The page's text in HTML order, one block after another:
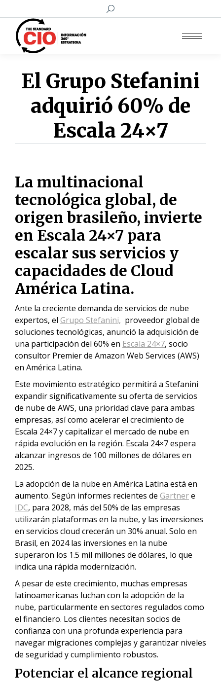
Buscar:
El Grupo Stefanini
adquirió 60% de
Escala 24×7
La multinacional
tecnológica global, de
origen brasileño, invierte
en Escala 24×7 para
escalar sus servicios y
capacidades de Cloud
América Latina.
Ante la creciente demanda de servicios de nube
expertos, el Grupo Stefanini, proveedor global de
soluciones tecnológicas, anunció la adquisición de
una participación del 60% en Escala 24×7, socio
consultor Premier de Amazon Web Services (AWS)
en América Latina.
Este movimiento estratégico permitirá a Stefanini
expandir significativamente su oferta de servicios
de nube de AWS, una prioridad clave para ambas
empresas, así como acelerar el crecimiento de
Escala 24×7 y capitalizar el mercado de nube en
rápida evolución en la región. Escala 24×7 espera
alcanzar ingresos de 100 millones de dólares en
2025.
La adopción de la nube en América Latina está en
aumento. Según informes recientes de Gartnere
IDC, para 2028, más del 50% de las empresas
utilizarán plataformas en la nube, y las inversiones
en servicios cloud crecerán un 30% anual. Solo en
Brasil, en 2024 las inversiones en la nube
superaron los 1.5 mil millones de dólares, lo que
indica una rápida modernización.
A pesar de este crecimiento, muchas empresas
latinoamericanas luchan con la adopción de la
nube, particularmente en sectores regulados como
el financiero. Los clientes necesitan socios de
confianza con una profunda experiencia para
navegar migraciones complejas y garantizar niveles
de seguridad y cumplimiento robustos.
Potenciar el alcance regional